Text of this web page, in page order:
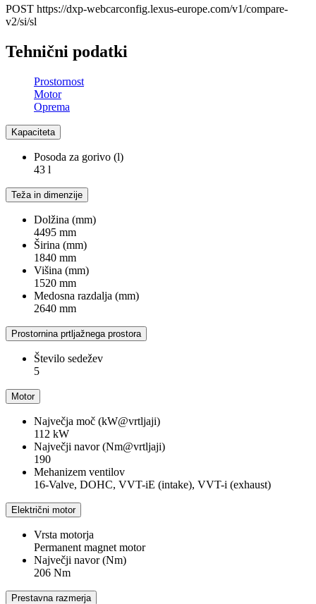
POST https://dxp-webcarconfig.lexus-europe.com/v1/compare-
v2/si/sl
Tehnični podatki
Prostornost
Motor
Oprema
Kapaciteta
Posoda za gorivo (l)
43 l
Teža in dimenzije
Dolžina (mm)
4495 mm
Širina (mm)
1840 mm
Višina (mm)
1520 mm
Medosna razdalja (mm)
2640 mm
Prostornina prtljažnega prostora
Število sedežev
5
Motor
Največja moč (kW@vrtljaji)
112 kW
Največji navor (Nm@vrtljaji)
190
Mehanizem ventilov
16-Valve, DOHC, VVT-iE (intake), VVT-i (exhaust)
Električni motor
Vrsta motorja
Permanent magnet motor
Največji navor (Nm)
206 Nm
Prestavna razmerja